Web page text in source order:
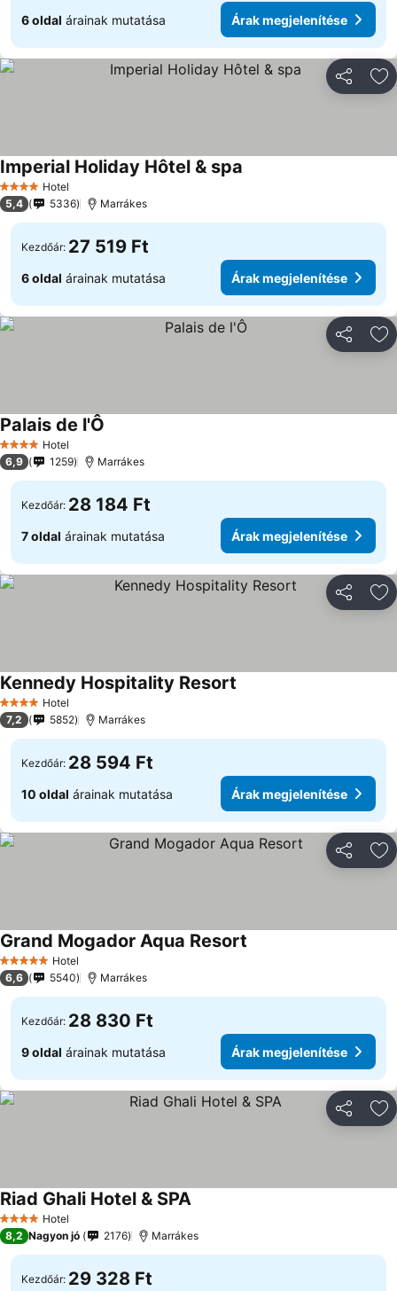
6 oldal árainak mutatása Árak megjelenítése
4 KategóriaHotel
Imperial Holiday Hôtel & spa
5,4 5336 Marrákes
Kezdőár: 27 519 Ft
6 oldal árainak mutatása Árak megjelenítése
4 KategóriaHotel
Palais de l'Ô
6,9 1259 Marrákes
Kezdőár: 28 184 Ft
7 oldal árainak mutatása Árak megjelenítése
4 KategóriaHotel
Kennedy Hospitality Resort
7,2 5852 Marrákes
Kezdőár: 28 594 Ft
10 oldal árainak mutatása Árak megjelenítése
5 KategóriaHotel
Grand Mogador Aqua Resort
6,6 5540 Marrákes
Kezdőár: 28 830 Ft
9 oldal árainak mutatása Árak megjelenítése
4 KategóriaHotel
Riad Ghali Hotel & SPAÁrak megjelenítése
8,2 Nagyon jó 2176 Marrákes
Kezdőár: 29 328 Ft